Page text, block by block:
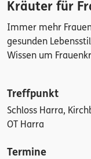
Kräuter für
Immer mehr
gesunden
Wissen um
Treffpunkt
Schloss Harra,
OT Harra
Termine